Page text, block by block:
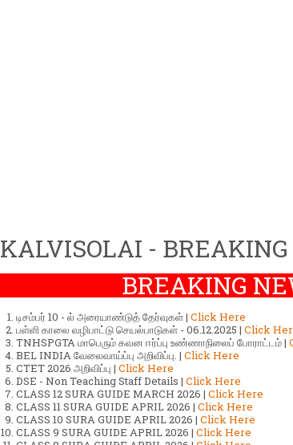
KALVISOLAI -
BREAKING
டிசம்பர் 10 - ல் அரையாண்டுத் தேர்வுகள் | Click Here
பள்ளி காலை வழிபாட்டு செயல்பாடுகள் - 06.12.2025 | Click
TNHSPGTA மாபெரும் கவன ஈர்ப்பு உண்ணாநிலைப் போராட்டம் |
BEL INDIA வேலைவாய்ப்பு அறிவிப்பு. | Click Here
CTET 2026 அறிவிப்பு | Click Here
DSE - Non Teaching Staff Details | Click Here
CLASS 12 SURA GUIDE MARCH 2026 | Click Here
CLASS 11 SURA GUIDE APRIL 2026 | Click Here
CLASS 10 SURA GUIDE APRIL 2026 | Click Here
CLASS 9 SURA GUIDE APRIL 2026 | Click Here